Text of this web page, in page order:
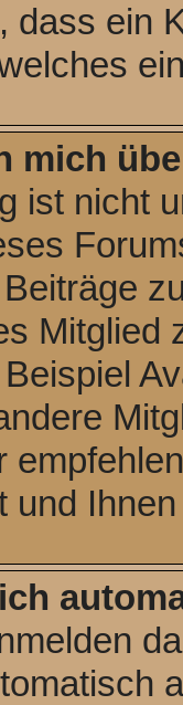
dass ein
mich
ist nicht
Mitglied
und